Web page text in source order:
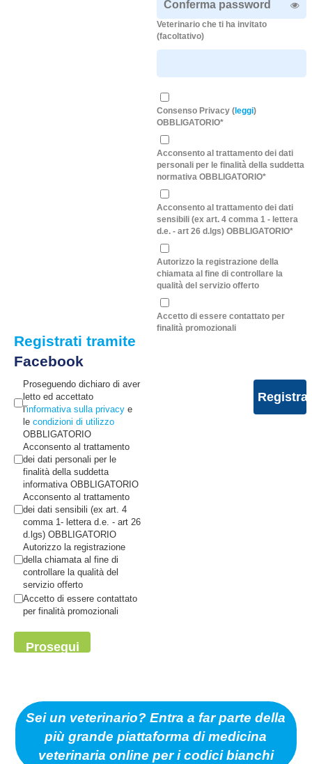
Veterinario che ti ha invitato
(facoltativo)
Consenso Privacy (leggi)
OBBLIGATORIO*
Acconsento al trattamento dei dati
personali per le finalità della suddetta
normativa OBBLIGATORIO*
Acconsento al trattamento dei dati
sensibili (ex art. 4 comma 1 - lettera
d.e. - art 26 d.lgs) OBBLIGATORIO*
Autorizzo la registrazione della
chiamata al fine di controllare la
qualità del servizio offerto
Accetto di essere contattato per
finalità promozionali
Registrati tramite
Facebook
Proseguendo dichiaro di aver
letto ed accettato
l'informativa sulla privacy e
le condizioni di utilizzo
OBBLIGATORIO
Acconsento al trattamento
dei dati personali per le
finalità della suddetta
informativa OBBLIGATORIO
Acconsento al trattamento
dei dati sensibili (ex art. 4
comma 1- lettera d.e. - art 26
d.lgs) OBBLIGATORIO
Autorizzo la registrazione
della chiamata al fine di
controllare la qualità del
servizio offerto
Accetto di essere contattato
per finalità promozionali
Prosegui
Sei un veterinario? Entra a far parte della
più grande piattaforma di medicina
veterinaria online per i codici bianchi